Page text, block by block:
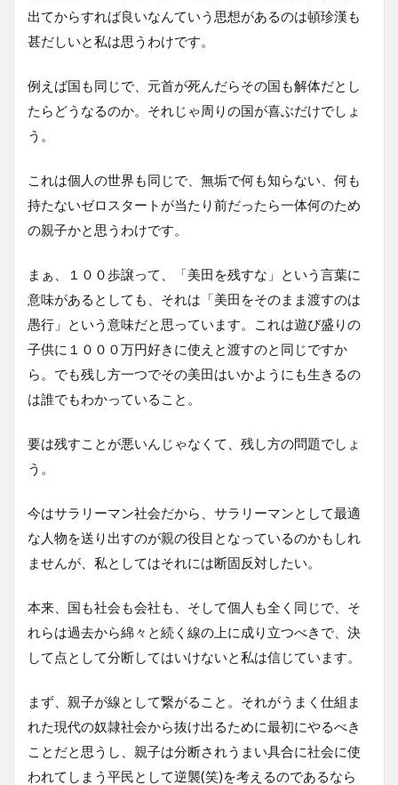
出てからすれば良いなんていう思想があるのは頓珍漢も
甚だしいと私は思うわけです。
例えば国も同じで、元首が死んだらその国も解体だとし
たらどうなるのか。それじゃ周りの国が喜ぶだけでしょ
う。
これは個人の世界も同じで、無垢で何も知らない、何も
持たないゼロスタートが当たり前だったら一体何のため
の親子かと思うわけです。
まぁ、１００歩譲って、「美田を残すな」という言葉に
意味があるとしても、それは「美田をそのまま渡すのは
愚行」という意味だと思っています。これは遊び盛りの
子供に１０００万円好きに使えと渡すのと同じですか
ら。でも残し方一つでその美田はいかようにも生きるの
は誰でもわかっていること。
要は残すことが悪いんじゃなくて、残し方の問題でしょ
う。
今はサラリーマン社会だから、サラリーマンとして最適
な人物を送り出すのが親の役目となっているのかもしれ
ませんが、私としてはそれには断固反対したい。
本来、国も社会も会社も、そして個人も全く同じで、そ
れらは過去から綿々と続く線の上に成り立つべきで、決
して点として分断してはいけないと私は信じています。
まず、親子が線として繋がること。それがうまく仕組ま
れた現代の奴隷社会から抜け出るために最初にやるべき
ことだと思うし、親子は分断されうまい具合に社会に使
われてしまう平民として逆襲(笑)を考えるのであるなら